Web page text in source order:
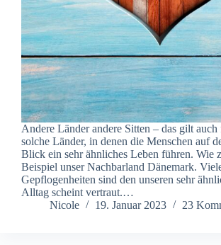
Andere Länder andere Sitten – das gilt auch
solche Länder, in denen die Menschen auf
Blick ein sehr ähnliches Leben führen. Wie
Beispiel unser Nachbarland Dänemark.
Gepflogenheiten sind den unseren sehr
Alltag scheint vertraut.…
Nicole
19. Januar 2023 23